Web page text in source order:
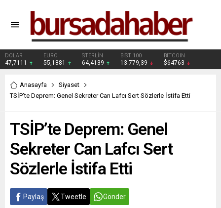
DOLAR
47,7111
EURO
55,1881
STERLİN
64,4139
BIST 100
13.779,39
BITCOIN
$64763
Anasayfa
Siyaset
TSİP’te Deprem: Genel Sekreter Can Lafcı Sert Sözlerle İstifa Etti
TSİP’te Deprem: Genel
Sekreter Can Lafcı Sert
Sözlerle İstifa Etti
Paylaş Tweetle Gönder